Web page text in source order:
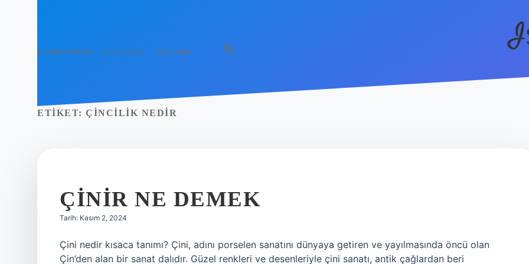
Gizlilik Politikası Hakkımızda Yasal Uyarı
ETIKET: ÇINCILIK NEDIR
ÇINIR NE DEMEK
Tarih: Kasım 2, 2024
Çini nedir kısaca tanımı? Çini, adını porselen sanatını dünyaya getiren ve yayılmasında öncü olan
Çin’den alan bir sanat dalıdır. Güzel renkleri ve desenleriyle çini sanatı, antik çağlardan beri